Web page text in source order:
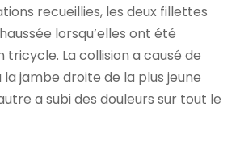
recueillies, les deux fillettes
lorsqu’elles ont été
La collision a causé de
jambe droite de la plus jeune
a subi des douleurs sur tout le